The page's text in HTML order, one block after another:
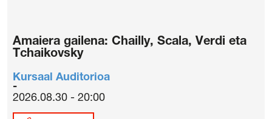
Amaiera gailena: Chailly, Scala, Verdi eta
Tchaikovsky
Kursaal Auditorioa
2026.08.30 - 20:00